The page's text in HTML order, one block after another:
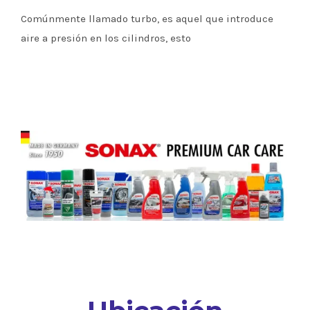
Comúnmente llamado turbo, es aquel que introduce
aire a presión en los cilindros, esto